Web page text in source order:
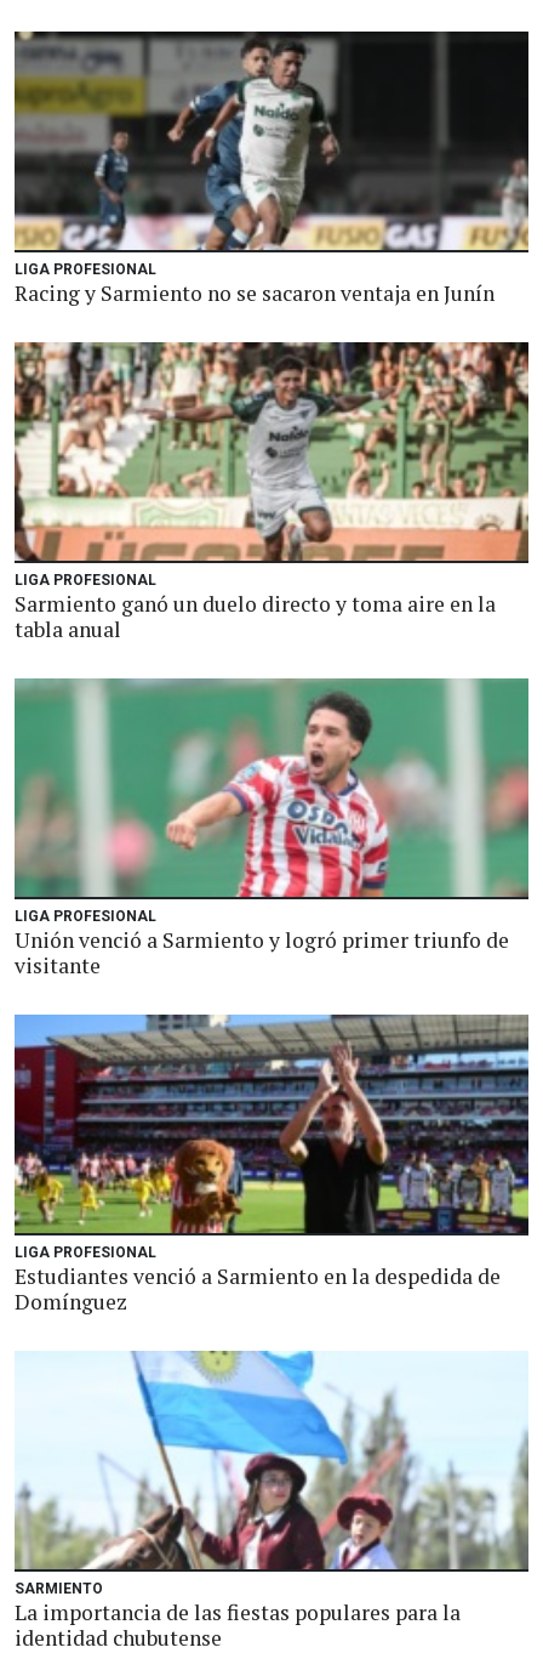
LIGA PROFESIONAL
Racing y Sarmiento no se sacaron ventaja en Junín
LIGA PROFESIONAL
Sarmiento ganó un duelo directo y toma aire en la
tabla anual
LIGA PROFESIONAL
Unión venció a Sarmiento y logró primer triunfo de
visitante
LIGA PROFESIONAL
Estudiantes venció a Sarmiento en la despedida de
Domínguez
SARMIENTO
La importancia de las fiestas populares para la
identidad chubutense